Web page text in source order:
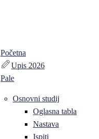
Početna
Upis 2026
Pale
Osnovni studij
Oglasna tabla
Nastava
Ispiti